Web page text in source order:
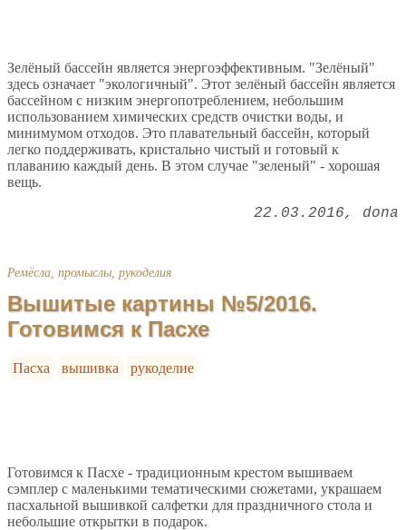
Зелёный бассейн является энергоэффективным. "Зелёный"
здесь означает "экологичный". Этот зелёный бассейн является
бассейном с низким энергопотреблением, небольшим
использованием химических средств очистки воды, и
минимумом отходов. Это плавательный бассейн, который
легко поддерживать, кристально чистый и готовый к
плаванию каждый день. В этом случае "зеленый" - хорошая
вещь.
22.03.2016 dona
Ремёсла, промыслы, рукоделия
Вышитые картины №5/2016.
Готовимся к Пасхе
Пасха вышивка рукоделие
Готовимся к Пасхе - традиционным крестом вышиваем
сэмплер с маленькими тематическими сюжетами, украшаем
пасхальной вышивкой салфетки для праздничного стола и
небольшие открытки в подарок.